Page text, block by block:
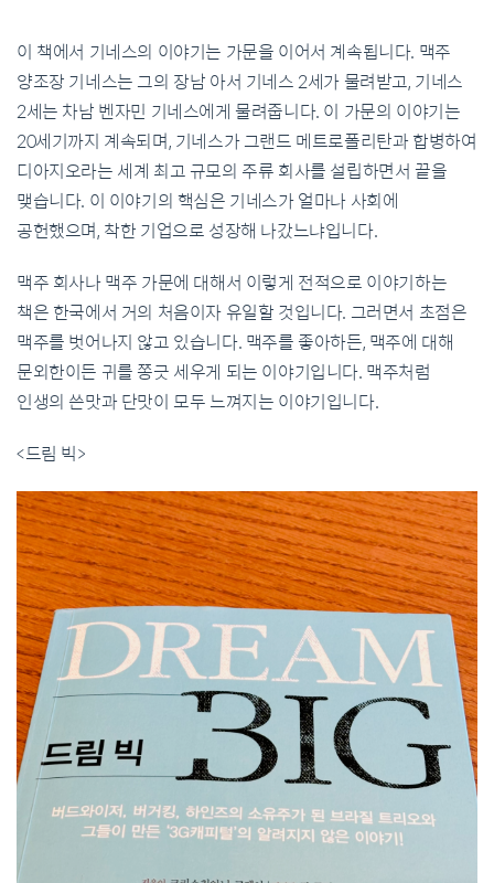
이 책에서 기네스의 이야기는 가문을 이어서 계속됩니다. 맥주
양조장 기네스는 그의 장남 아서 기네스 2세가 물려받고, 기네스
2세는 차남 벤자민 기네스에게 물려줍니다. 이 가문의 이야기는
20세기까지 계속되며, 기네스가 그랜드 메트로폴리탄과 합병하여
디아지오라는 세계 최고 규모의 주류 회사를 설립하면서 끝을
맺습니다. 이 이야기의 핵심은 기네스가 얼마나 사회에
공헌했으며, 착한 기업으로 성장해 나갔느냐입니다.
맥주 회사나 맥주 가문에 대해서 이렇게 전적으로 이야기하는
책은 한국에서 거의 처음이자 유일할 것입니다. 그러면서 초점은
맥주를 벗어나지 않고 있습니다. 맥주를 좋아하든, 맥주에 대해
문외한이든 귀를 쫑긋 세우게 되는 이야기입니다. 맥주처럼
인생의 쓴맛과 단맛이 모두 느껴지는 이야기입니다.
<드림 빅>